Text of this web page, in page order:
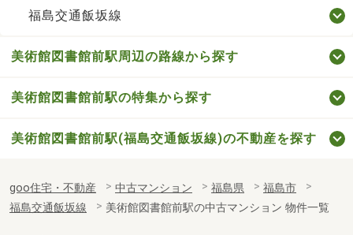
福島交通飯坂線
美術館図書館前駅周辺の路線から探す
美術館図書館前駅の特集から探す
美術館図書館前駅(福島交通飯坂線)の不動産を探す
goo住宅・不動産 中古マンション 福島県
福島市
福島交通飯坂線
美術館図書館前駅の中古マンション 物件一覧